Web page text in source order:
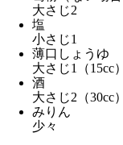
大さじ2
塩
小さじ1
薄口しょうゆ
大さじ1（15cc）
酒
大さじ2（30cc）
みりん
少々